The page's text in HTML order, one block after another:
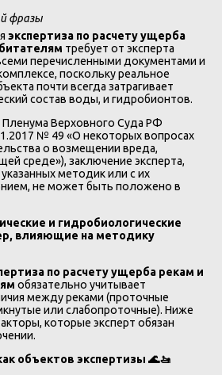
фразы
экспертиза по расчету ущерба
требует от эксперта
перечисленными документами и
поскольку реальное
почти всегда затрагивает
состав воды, и гидробионтов.
Пленума Верховного Суда РФ
№ 49 «О некоторых вопросах
о возмещении вреда,
среде»), заключение эксперта,
методик или с их
не может быть положено в
и гидробиологические
влияющие на методику
по расчету ущерба рекам и
обязательно учитывает
между реками (проточные
или слабопроточные). Ниже
которые эксперт обязан
объектов экспертизы 🌊🚤